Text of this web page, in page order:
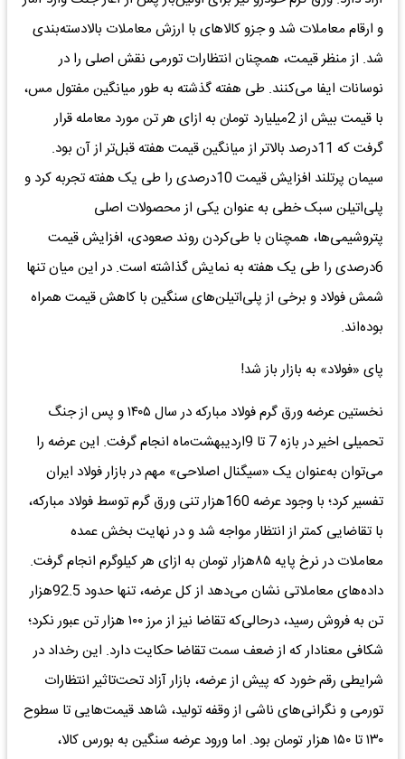
و ارقام معاملات شد و جزو کالاهای با ارزش معاملات بالادسته‌بندی
شد. از منظر قیمت، همچنان انتظارات تورمی نقش اصلی را در
نوسانات ایفا می‌کنند. طی هفته گذشته به طور میانگین مفتول مس،
با قیمت بیش از 2میلیارد تومان به ازای هر تن مورد معامله قرار
گرفت که 11درصد بالاتر از میانگین قیمت هفته قبل‌تر از آن بود.
سیمان پرتلند افزایش قیمت 10درصدی را طی یک هفته تجربه کرد و
پلی‌اتیلن سبک خطی به عنوان یکی از محصولات اصلی
پتروشیمی‌ها، همچنان با طی‌کردن روند صعودی، افزایش قیمت
6درصدی را طی یک هفته به نمایش گذاشته است. در این میان تنها
شمش فولاد و برخی از پلی‌اتیلن‌های سنگین با کاهش قیمت همراه
بوده‌اند.
پای «فولاد» به بازار باز شد!
نخستین عرضه ورق گرم فولاد مبارکه در سال ۱۴۰۵ و پس از جنگ
تحمیلی اخیر در بازه 7 تا 9اردیبهشت‌ماه انجام گرفت. این عرضه را
می‌توان به‌عنوان یک «سیگنال اصلاحی» مهم در بازار فولاد ایران
تفسیر کرد؛ با وجود عرضه 160هزار تنی ورق گرم توسط فولاد مبارکه،
با تقاضایی کمتر از انتظار مواجه شد و در نهایت بخش عمده
معاملات در نرخ پایه ۸۵هزار تومان به ازای هر کیلوگرم انجام گرفت.
داده‌های معاملاتی نشان می‌دهد از کل عرضه، تنها حدود 92.5هزار
تن به فروش رسید، درحالی‌که تقاضا نیز از مرز ۱۰۰ هزار تن عبور نکرد؛
شکافی معنادار که از ضعف سمت تقاضا حکایت دارد. این رخداد در
شرایطی رقم خورد که پیش از عرضه، بازار آزاد تحت‌تاثیر انتظارات
تورمی و نگرانی‌های ناشی از وقفه تولید، شاهد قیمت‌هایی تا سطوح
۱۳۰ تا ۱۵۰ هزار تومان بود. اما ورود عرضه سنگین به بورس کالا،